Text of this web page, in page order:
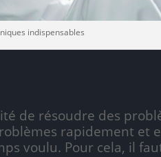
indispensables
de résoudre des
rapidement et
voulu. Pour cela, il